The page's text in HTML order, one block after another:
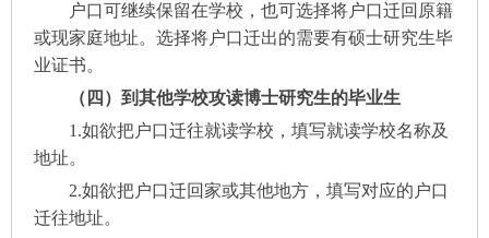
户口可继续保留在学校，也可选择将户口迁回原籍
或现家庭地址。选择将户口迁出的需要有硕士研究生毕
业证书。
（四）到其他学校攻读博士研究生的毕业生
1.如欲把户口迁往就读学校，填写就读学校名称及
地址。
2.如欲把户口迁回家或其他地方，填写对应的户口
迁往地址。